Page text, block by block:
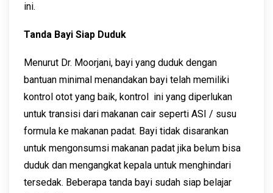
ini.
Tanda Bayi Siap Duduk
Menurut Dr. Moorjani, bayi yang duduk dengan
bantuan minimal menandakan bayi telah memiliki
kontrol otot yang baik, kontrol ini yang diperlukan
untuk transisi dari makanan cair seperti ASI / susu
formula ke makanan padat. Bayi tidak disarankan
untuk mengonsumsi makanan padat jika belum bisa
duduk dan mengangkat kepala untuk menghindari
tersedak. Beberapa tanda bayi sudah siap belajar